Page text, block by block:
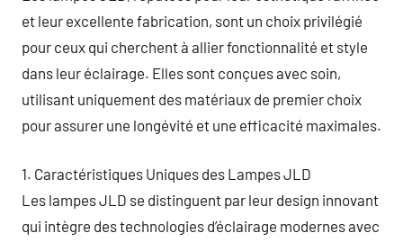
et leur excellente fabrication, sont un choix privilégié
pour ceux qui cherchent à allier fonctionnalité et style
dans leur éclairage. Elles sont conçues avec soin,
utilisant uniquement des matériaux de premier choix
pour assurer une longévité et une efficacité maximales.
1. Caractéristiques Uniques des Lampes JLD
Les lampes JLD se distinguent par leur design innovant
qui intègre des technologies d’éclairage modernes avec